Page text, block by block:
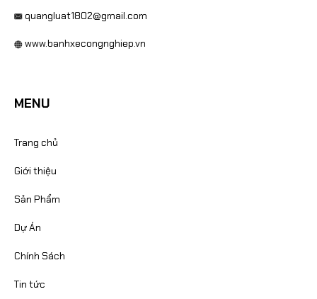
quangluat1802@gmail.com
www.banhxecongnghiep.vn
MENU
Trang chủ
Giới thiệu
Sản Phẩm
Dự Án
Chính Sách
Tin tức